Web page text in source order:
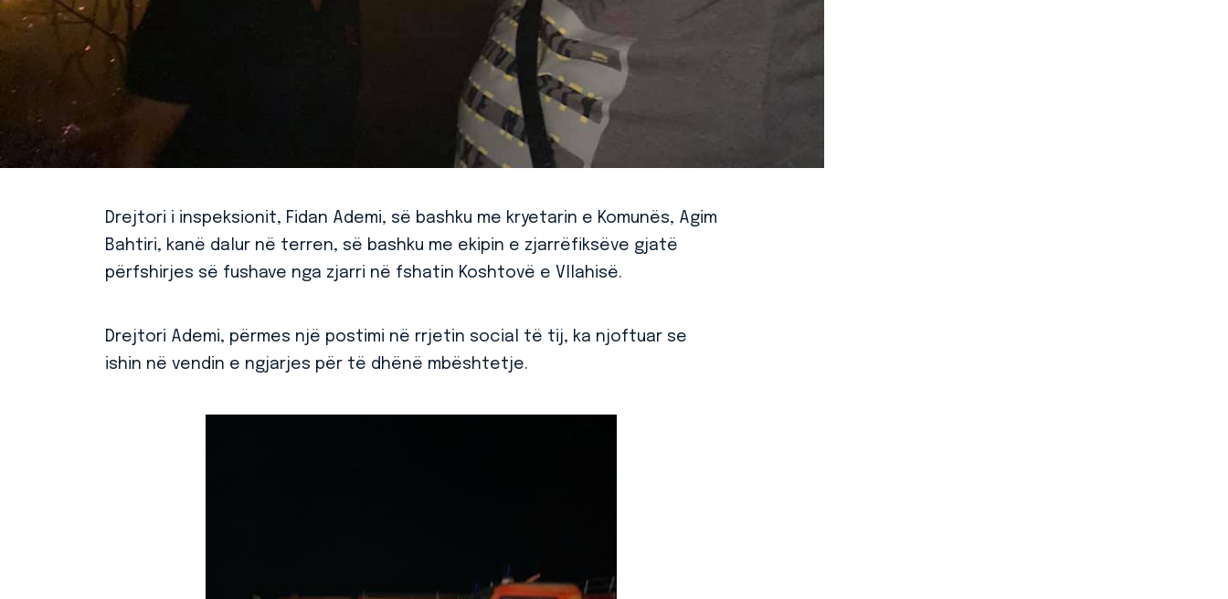
Drejtori i inspeksionit, Fidan Ademi, së bashku me kryetarin e Komunës, Agim
Bahtiri, kanë dalur në terren, së bashku me ekipin e zjarrëfiksëve gjatë
përfshirjes së fushave nga zjarri në fshatin Koshtovë e Vllahisë.
Drejtori Ademi, përmes një postimi në rrjetin social të tij, ka njoftuar se
ishin në vendin e ngjarjes për të dhënë mbështetje.